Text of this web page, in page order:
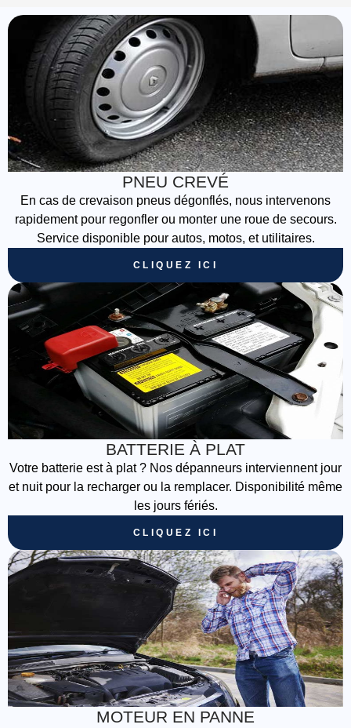
PNEU CREVÉ
En cas de crevaison pneus dégonflés, nous intervenons
rapidement pour regonfler ou monter une roue de secours.
Service disponible pour autos, motos, et utilitaires.
CLIQUEZ ICI
BATTERIE À PLAT
Votre batterie est à plat ? Nos dépanneurs interviennent jour
et nuit pour la recharger ou la remplacer. Disponibilité même
les jours fériés.
CLIQUEZ ICI
MOTEUR EN PANNE